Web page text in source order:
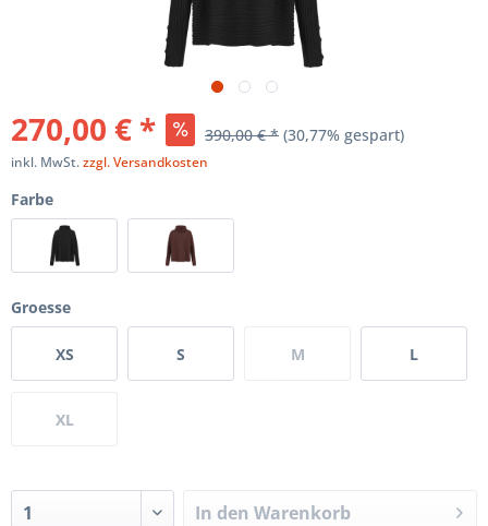
270,00 € * 390,00 € * (30,77% gespart)
inkl. MwSt.zzgl. Versandkosten
Farbe
Groesse
XS S M L
XL
In den Warenkorb